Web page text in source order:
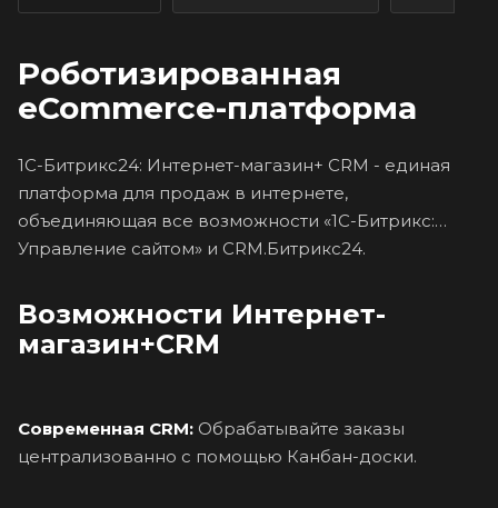
Роботизированная
eCommerce-платформа
1С-Битрикс24: Интернет-магазин+ CRM - единая
платформа для продаж в интернете,
объединяющая все возможности «1С-Битрикс:
Управление сайтом» и CRM.Битрикс24.
Возможности Интернет-
магазин+CRM
Современная CRM: Обрабатывайте заказы
централизованно с помощью Канбан-доски.